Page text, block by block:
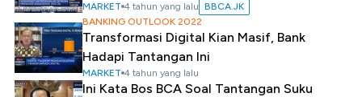
MARKET 4 tahun yang lalu BBCA.JK
BANKING OUTLOOK 2022
Transformasi Digital Kian Masif, Bank
Hadapi Tantangan Ini
MARKET 4 tahun yang lalu
Ini Kata Bos BCA Soal Tantangan Suku